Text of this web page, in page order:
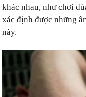
khác nhau, như chơi
xác định được những
này.